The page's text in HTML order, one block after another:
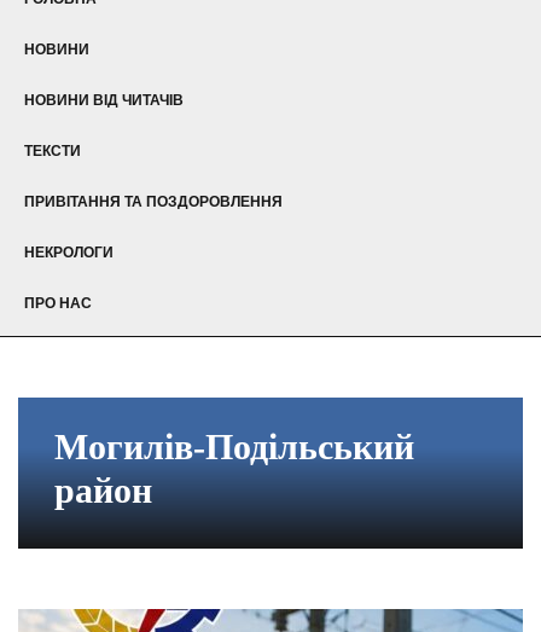
НОВИНИ
НОВИНИ ВІД ЧИТАЧІВ
ТЕКСТИ
ПРИВІТАННЯ ТА ПОЗДОРОВЛЕННЯ
НЕКРОЛОГИ
ПРО НАС
Могилів-Подільський
район